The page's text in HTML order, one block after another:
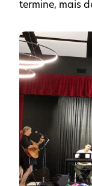
termine, mais